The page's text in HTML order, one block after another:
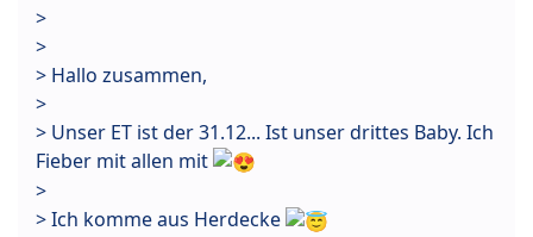
>
>
> Hallo zusammen,
>
> Unser ET ist der 31.12... Ist unser drittes Baby. Ich
Fieber mit allen mit
>
> Ich komme aus Herdecke